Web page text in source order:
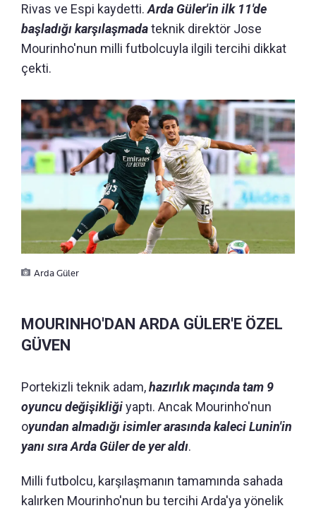
Rivas ve Espi kaydetti.Arda Güler'in ilk 11'de
başladığı karşılaşmadateknik direktör Jose
Mourinho'nun milli futbolcuyla ilgili tercihi dikkat
çekti.
Arda Güler
MOURINHO'DAN ARDA GÜLER'E ÖZEL
GÜVEN
Portekizli teknik adam,hazırlık maçında tam 9
oyuncu değişikliğiyaptı. Ancak Mourinho'nun
oyundan almadığı isimler arasında kaleci Lunin'in
yanı sıra Arda Güler de yer aldı.
Milli futbolcu, karşılaşmanın tamamında sahada
kalırken Mourinho'nun bu tercihi Arda'ya yönelik